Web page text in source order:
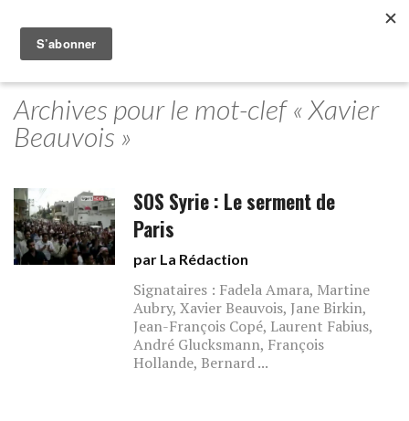
Archives pour le mot-clef « Xavier
Beauvois »
SOS Syrie : Le serment de
Paris
par La Rédaction
Signataires : Fadela Amara, Martine
Aubry, Xavier Beauvois, Jane Birkin,
Jean-François Copé, Laurent Fabius,
André Glucksmann, François
Hollande, Bernard ...